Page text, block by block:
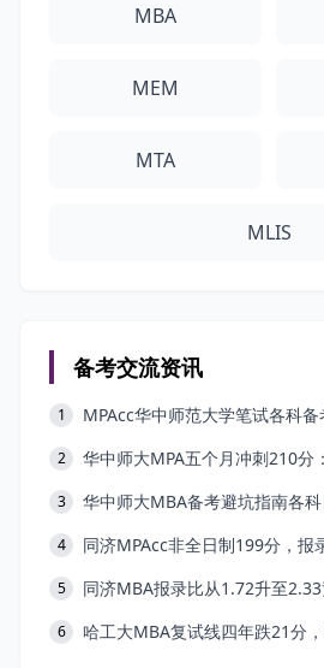
MBA
MEM
MTA
MLIS
备考交流资讯
1 MPAcc华中师范大学笔试各科
2 华中师大MPA五个月冲刺210分
3 华中师大MBA备考避坑指南各
4 同济MPAcc非全日制199分，报
5 同济MBA报录比从1.72升至
6 哈工大MBA复试线四年跌21分